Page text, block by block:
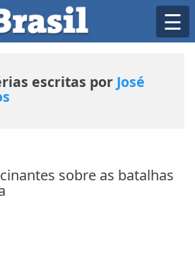
☰
escritas por José
sobre as batalhas